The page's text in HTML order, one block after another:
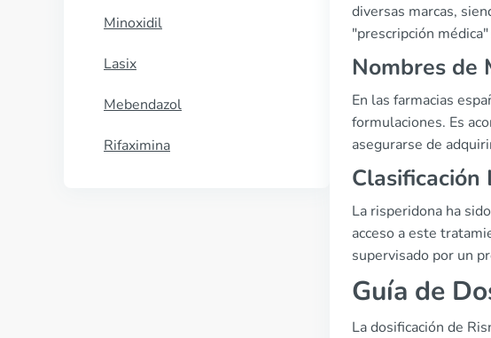
Minoxidil
Lasix
Mebendazol
Rifaximina
diversas marcas,
"prescripción
Nombres de
En las farmacias
formulaciones. Es
asegurarse de
Clasificación
La risperidona ha
acceso a este
supervisado por un
Guía de
La dosificación de